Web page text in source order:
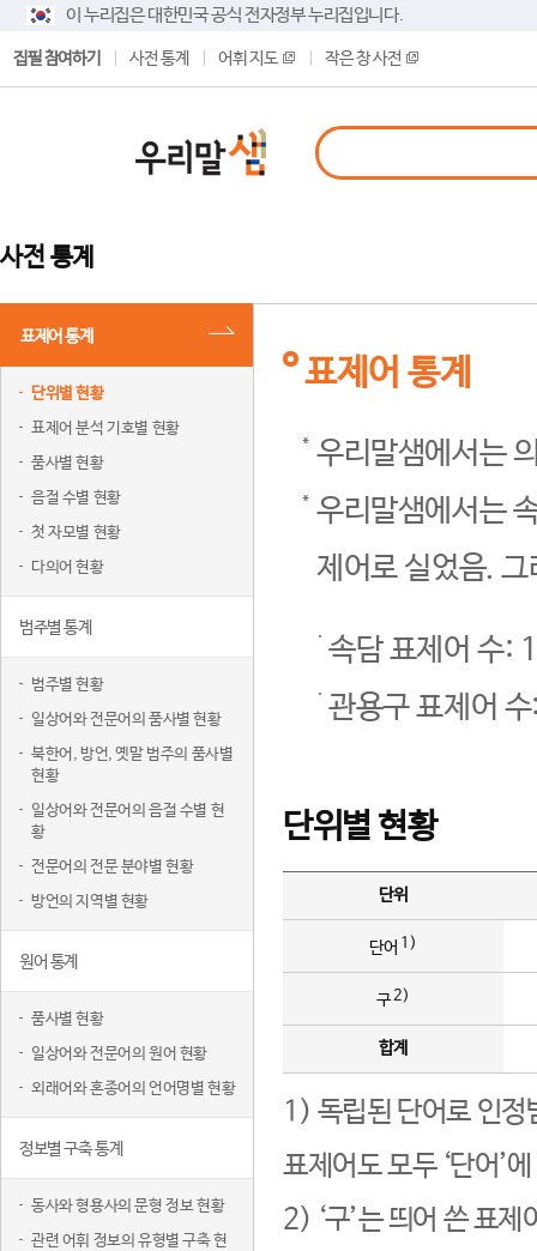
이 누리집은 대한민국 공식 전자정부 누리집입니다.
집필 참여하기 사전 통계 어휘 지도 작은 창 사전
사전 통계
표제어 통계
단위별 현황
표제어 분석 기호별 현황
품사별 현황
음절 수별 현황
첫 자모별 현황
다의어 현황
범주별 통계
범주별 현황
일상어와 전문어의 품사별 현황
북한어, 방언, 옛말 범주의 품사별
현황
일상어와 전문어의 음절 수별 현
황
전문어의 전문 분야별 현황
방언의 지역별 현황
원어 통계
품사별 현황
일상어와 전문어의 원어 현황
외래어와 혼종어의 언어명별 현황
정보별 구축 통계
동사와 형용사의 문형 정보 현황
관련 어휘 정보의 유형별 구축 현
표제어 통계
우리말샘에서는
우리말샘에서는
제어로 실었음.
속담 표제어 수:
관용구 표제어
단위별 현황
단위
단어 1)
구2)
합계
1) 독립된 단어로 인정
표제어도 모두 ‘단어’
2) ‘구’는 띄어 쓴 표